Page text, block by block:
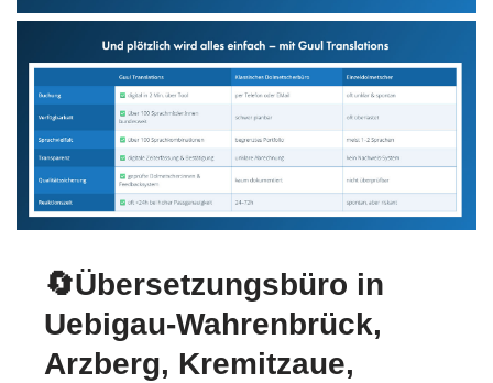
🔄Übersetzungsbüro in
Uebigau-Wahrenbrück,
Arzberg, Kremitzaue,